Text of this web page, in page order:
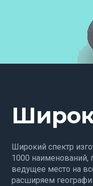
Широкий спектр
1000 наименований,
ведущее место на
расширяем